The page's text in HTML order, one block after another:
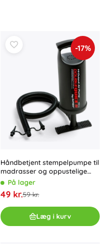
-17%
Håndbetjent stempelpumpe til
madrasser og oppustelige
INTEX Double Quick II
På lager
49 kr.59 kr.
Læg i kurv